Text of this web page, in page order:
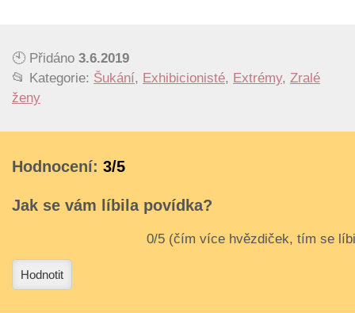
🕙 Přidáno 3.6.2019
📂 Kategorie: Šukání, Exhibicionisté, Extrémy, Zralé
ženy
Hodnocení: 3/5
Jak se vám líbila povídka?
Hodnotit